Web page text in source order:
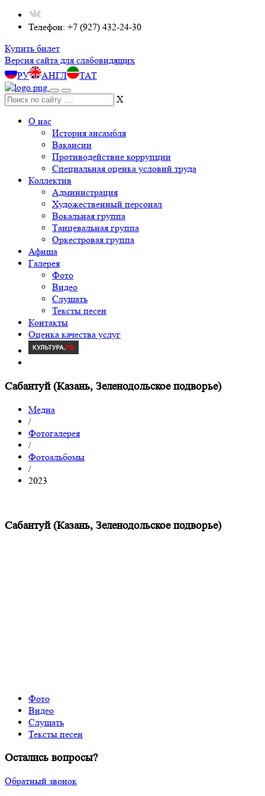
Телефон: +7 (927) 432-24-30
Купить билет
Версия сайта для слабовидящих
РУ
АНГЛ ТАТ
X
О нас
История ансамбля
Вакансии
Противодействие коррупции
Специальная оценка условий труда
Коллектив
Администрация
Художественный персонал
Вокальная группа
Танцевальная группа
Оркестровая группа
Афиша
Галерея
Фото
Видео
Слушать
Тексты песен
Контакты
Оценка качества услуг
Сабантуй (Казань, Зеленодольское подворье)
Медиа
/
Фотогалерея
/
Фотоальбомы
/
2023
Сабантуй (Казань, Зеленодольское подворье)
Фото
Видео
Слушать
Тексты песен
Остались вопросы?
Обратный звонок